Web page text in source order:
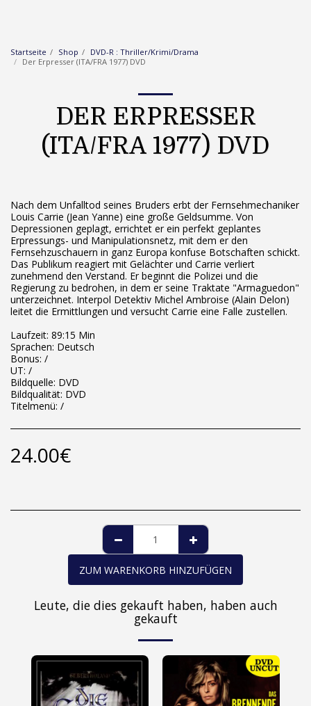
Startseite Shop
DVD-R : Thriller/Krimi/Drama
Der Erpresser (ITA/FRA 1977) DVD
DER ERPRESSER
(ITA/FRA 1977) DVD
Nach dem Unfalltod seines Bruders erbt der Fernsehmechaniker
Louis Carrie (Jean Yanne) eine große Geldsumme. Von
Depressionen geplagt, errichtet er ein perfekt geplantes
Erpressungs- und Manipulationsnetz, mit dem er den
Fernsehzuschauern in ganz Europa konfuse Botschaften schickt.
Das Publikum reagiert mit Gelächter und Carrie verliert
zunehmend den Verstand. Er beginnt die Polizei und die
Regierung zu bedrohen, in dem er seine Traktate "Armaguedon"
unterzeichnet. Interpol Detektiv Michel Ambroise (Alain Delon)
leitet die Ermittlungen und versucht Carrie eine Falle zustellen.
Laufzeit: 89:15 Min
Sprachen: Deutsch
Bonus: /
UT: /
Bildquelle: DVD
Bildqualität: DVD
Titelmenü: /
24.00€
ZUM WARENKORB HINZUFÜGEN
Leute, die dies gekauft haben, haben auch
gekauft